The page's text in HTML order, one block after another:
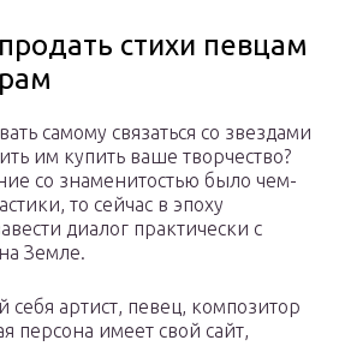
стихи певцам
самому связаться со звездами
им купить ваше творчество?
со знаменитостью было чем-
то сейчас в эпоху
диалог практически с
Земле.
артист, певец, композитор
персона имеет свой сайт,